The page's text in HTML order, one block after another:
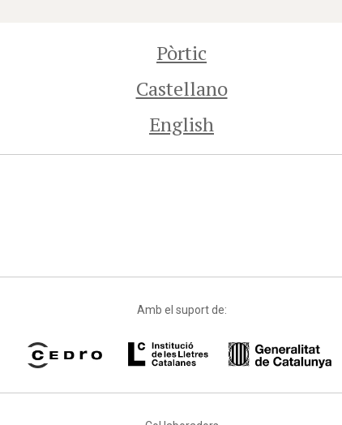
Pòrtic
Castellano
English
Amb el suport de: